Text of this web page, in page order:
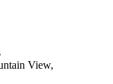
View,